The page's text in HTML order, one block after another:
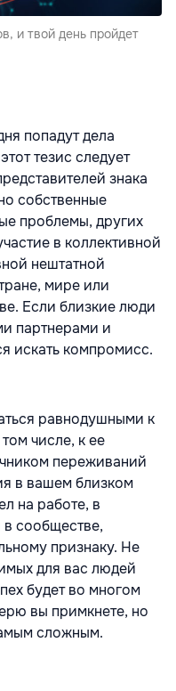
и твой день пройдет
попадут дела
тезис следует
знака
собственные
проблемы, других
в коллективной
нештатной
мире или
Если близкие люди
партнерами и
искать компромисс.
равнодушными к
числе, к ее
переживаний
в вашем близком
на работе, в
сообществе,
признаку. Не
для вас людей
будет во многом
вы примкнете, но
сложным.